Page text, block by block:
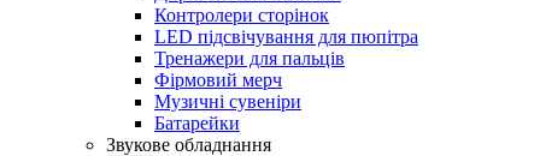
Контролери сторінок
LED підсвічування для пюпітра
Тренажери для пальців
Фірмовий мерч
Музичні сувеніри
Батарейки
Звукове обладнання